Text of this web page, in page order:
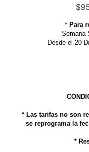
* Para
Semana
Desde el 20-
* Las tarifas no son
se reprograma la
*